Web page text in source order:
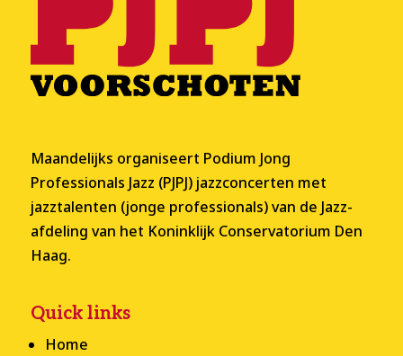
Maandelijks organiseert Podium Jong
Professionals Jazz (PJPJ) jazzconcerten met
jazztalenten (jonge professionals) van de Jazz-
afdeling van het Koninklijk Conservatorium Den
Haag.
Quick links
Home